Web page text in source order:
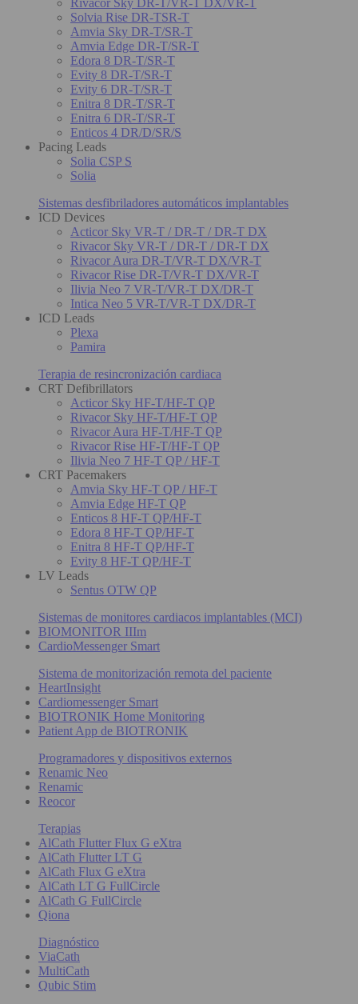
Solvia Rise DR-TSR-T
Amvia Sky DR-T/SR-T
Amvia Edge DR-T/SR-T
Edora 8 DR-T/SR-T
Evity 8 DR-T/SR-T
Evity 6 DR-T/SR-T
Enitra 8 DR-T/SR-T
Enitra 6 DR-T/SR-T
Enticos 4 DR/D/SR/S
Pacing Leads
Solia CSP S
Solia
Sistemas desfibriladores automáticos implantables
ICD Devices
Acticor Sky VR-T / DR-T / DR-T DX
Rivacor Sky VR-T / DR-T / DR-T DX
Rivacor Aura DR-T/VR-T DX/VR-T
Rivacor Rise DR-T/VR-T DX/VR-T
Ilivia Neo 7 VR-T/VR-T DX/DR-T
Intica Neo 5 VR-T/VR-T DX/DR-T
ICD Leads
Plexa
Pamira
Terapia de resincronización cardiaca
CRT Defibrillators
Acticor Sky HF-T/HF-T QP
Rivacor Sky HF-T/HF-T QP
Rivacor Aura HF-T/HF-T QP
Rivacor Rise HF-T/HF-T QP
Ilivia Neo 7 HF-T QP / HF-T
CRT Pacemakers
Amvia Sky HF-T QP / HF-T
Amvia Edge HF-T QP
Enticos 8 HF-T QP/HF-T
Edora 8 HF-T QP/HF-T
Enitra 8 HF-T QP/HF-T
Evity 8 HF-T QP/HF-T
LV Leads
Sentus OTW QP
Sistemas de monitores cardiacos implantables (MCI)
BIOMONITOR IIIm
CardioMessenger Smart
Sistema de monitorización remota del paciente
HeartInsight
Cardiomessenger Smart
BIOTRONIK Home Monitoring
Patient App de BIOTRONIK
Programadores y dispositivos externos
Renamic Neo
Renamic
Reocor
Terapias
AlCath Flutter Flux G eXtra
AlCath Flutter LT G
AlCath Flux G eXtra
AlCath LT G FullCircle
AlCath G FullCircle
Qiona
Diagnóstico
ViaCath
MultiCath
Qubic Stim